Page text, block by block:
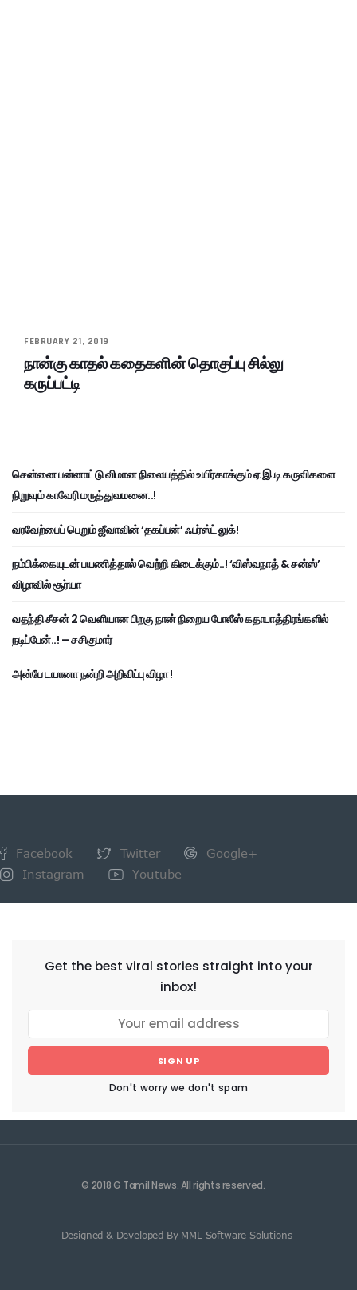
FEBRUARY 21, 2019
நான்கு காதல் கதைகளின் தொகுப்பு சில்லு
கருப்பட்டி
சென்னை பன்னாட்டு விமான நிலையத்தில் உயிர்காக்கும் ஏ.இ.டி கருவிகளை
நிறுவும் காவேரி மருத்துவமனை..!
வரவேற்பைப் பெறும் ஜீவாவின் ‘தகப்பன்’ ஃபர்ஸ்ட் லுக்!
நம்பிக்கையுடன் பயணித்தால் வெற்றி கிடைக்கும்..! ‘விஸ்வநாத் & சன்ஸ்’
விழாவில் சூர்யா
வதந்தி சீசன் 2 வெளியான பிறகு நான் நிறைய போலீஸ் கதாபாத்திரங்களில்
நடிப்பேன்..! – சசிகுமார்
அன்பே டயானா நன்றி அறிவிப்பு விழா !
Facebook Twitter
Google+
Instagram
Youtube
Get the best viral stories straight into your
inbox!
SIGN UP
Don't worry we don't spam
© 2018 G Tamil News. All rights reserved.
Designed & Developed By MML Software Solutions